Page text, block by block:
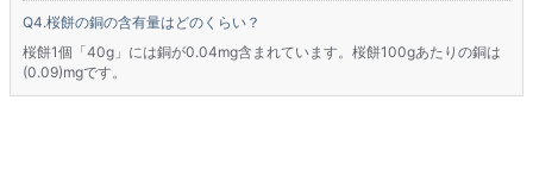
桜餅の銅の含有量はどのくらい？
桜餅1個「40g」には銅が0.04mg含まれています。桜餅100gあたりの銅は
(0.09)mgです。